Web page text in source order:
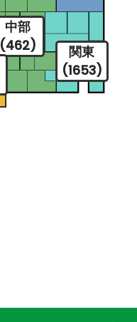
関東
(1653)
中部
(462)